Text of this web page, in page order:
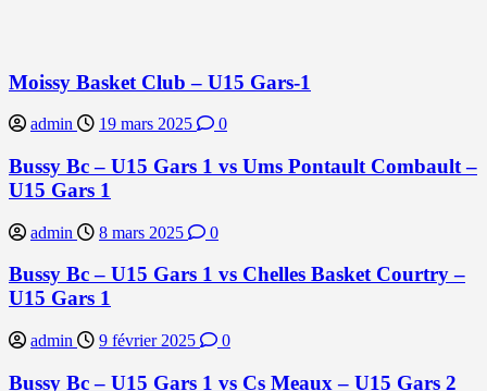
Moissy Basket Club – U15 Gars-1
admin 19 mars 2025 0
Bussy Bc – U15 Gars 1 vs Ums Pontault Combault –
U15 Gars 1
admin 8 mars 2025 0
Bussy Bc – U15 Gars 1 vs Chelles Basket Courtry –
U15 Gars 1
admin 9 février 2025 0
Bussy Bc – U15 Gars 1 vs Cs Meaux – U15 Gars 2